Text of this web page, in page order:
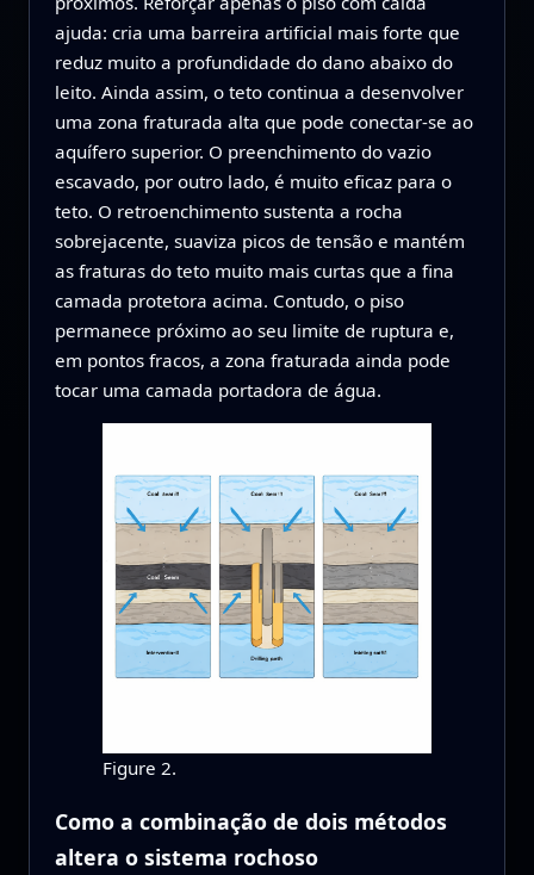
ajuda: cria uma barreira artificial mais forte que
reduz muito a profundidade do dano abaixo do
leito. Ainda assim, o teto continua a desenvolver
uma zona fraturada alta que pode conectar-se ao
aquífero superior. O preenchimento do vazio
escavado, por outro lado, é muito eficaz para o
teto. O retroenchimento sustenta a rocha
sobrejacente, suaviza picos de tensão e mantém
as fraturas do teto muito mais curtas que a fina
camada protetora acima. Contudo, o piso
permanece próximo ao seu limite de ruptura e,
em pontos fracos, a zona fraturada ainda pode
tocar uma camada portadora de água.
Figure 2.
Como a combinação de dois métodos
altera o sistema rochoso